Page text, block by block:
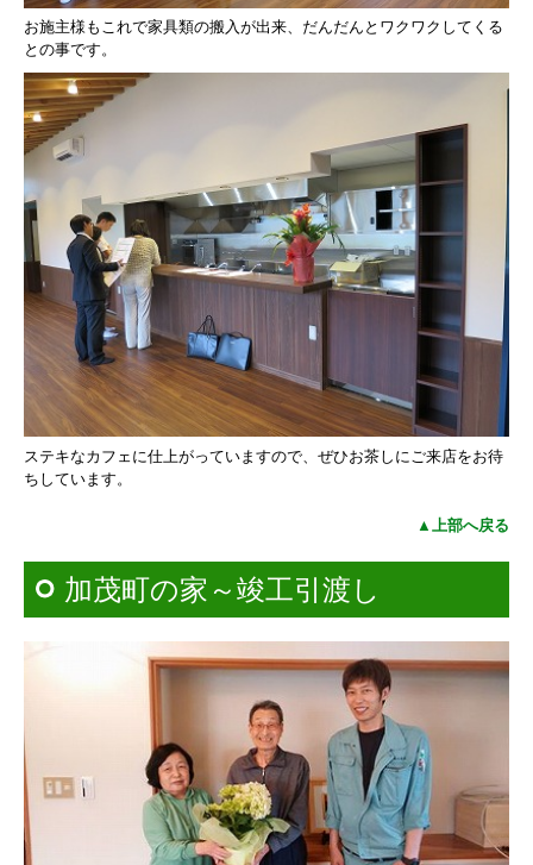
お施主様もこれで家具類の搬入が出来、 だんだんとワクワクしてくる
との事です。
ステキなカフェに仕上がっていますので、 ぜひお茶しにご来店をお待
ちしています。
▲上部へ戻る
加茂町の家～竣工引渡し